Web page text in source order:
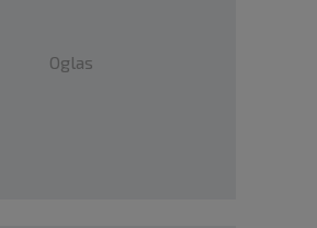
Oglas